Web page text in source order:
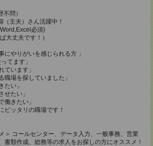
問）
主夫）さん活躍中！
必須)
大丈夫です！）
にやりがいを感じられる方 」
てます」
ています」
職場を探していました」
たい」
せたい」
働きたい」
ピッタリの職場です！
＞ コールセンター、データ入力、一般事務、営業
書類作成、総務等の求人をお探しの方にオススメ！